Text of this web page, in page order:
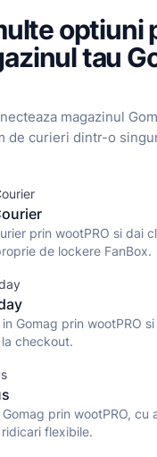
optiuni
tau
magazinul
de curieri dintr-o
prin wootPRO si dai
de lockere FanBox.
Gomag prin wootPRO
checkout.
prin wootPRO, cu
flexibile.